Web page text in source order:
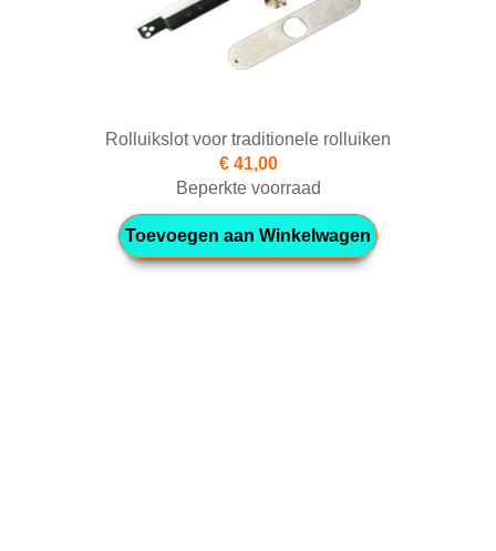
Rolluikslot voor traditionele rolluiken
€ 41,00
Beperkte voorraad
Toevoegen aan Winkelwagen